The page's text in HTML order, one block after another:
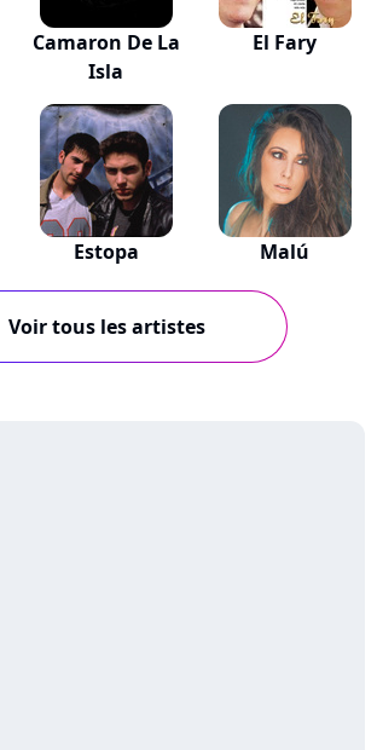
Camaron De La
Isla
El Fary
Estopa Malú
Voir tous les artistes